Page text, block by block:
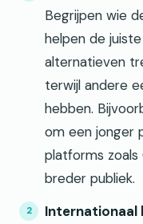
Begrijpen wie
helpen de
alternatieven
terwijl andere
hebben.
om een jonger
platforms
breder publiek.
Internationaal